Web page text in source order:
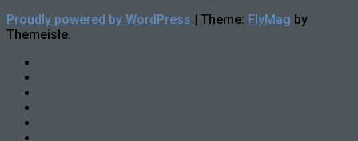
Proudly powered by WordPress | Theme: FlyMag by
Themeisle.